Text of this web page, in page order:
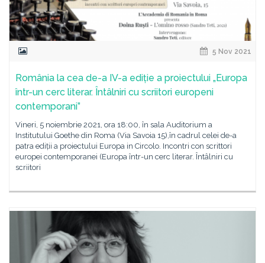
5 Nov 2021
România la cea de-a IV-a ediție a proiectului „Europa
într-un cerc literar. Întâlniri cu scriitori europeni
contemporani”
Vineri, 5 noiembrie 2021, ora 18:00, în sala Auditorium a
Institutului Goethe din Roma (Via Savoia 15),în cadrul celei de-a
patra ediții a proiectului Europa in Circolo. Incontri con scrittori
europei contemporanei (Europa într-un cerc literar. Întâlniri cu
scriitori